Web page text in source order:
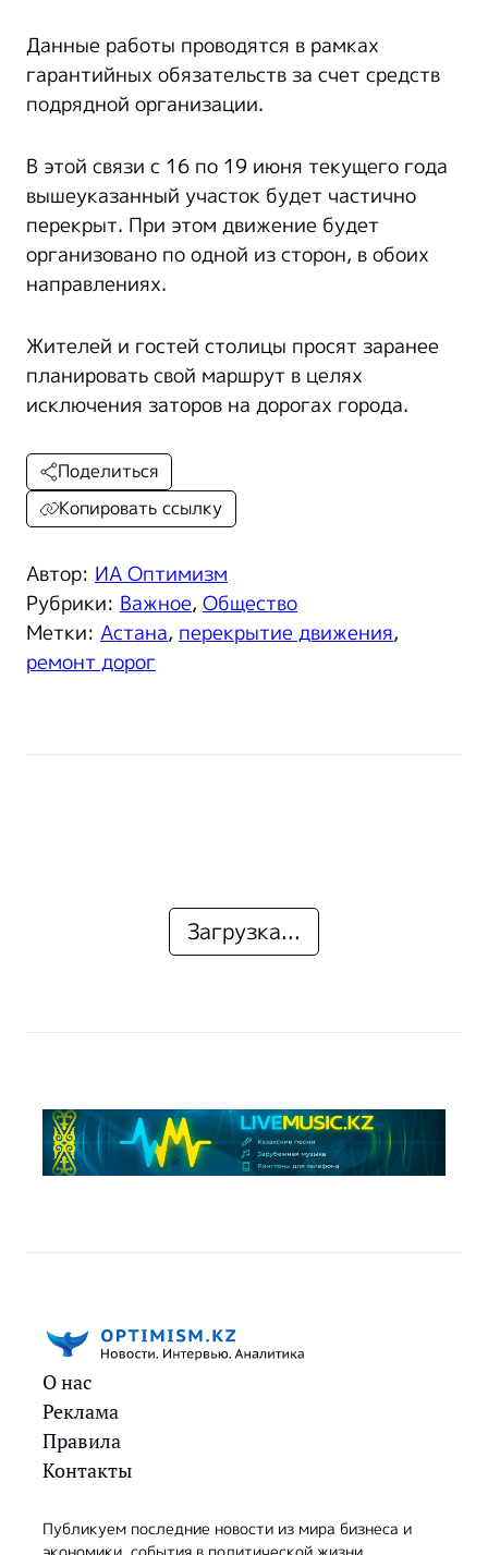
Данные работы проводятся в рамках
гарантийных обязательств за счет средств
подрядной организации.
В этой связи с 16 по 19 июня текущего года
вышеуказанный участок будет частично
перекрыт. При этом движение будет
организовано по одной из сторон, в обоих
направлениях.
Жителей и гостей столицы просят заранее
планировать свой маршрут в целях
исключения заторов на дорогах города.
Автор: ИА Оптимизм
Рубрики: Важное, Общество
Метки: Астана, перекрытие движения,
ремонт дорог
Поделиться
Копировать ссылку
Загрузка...
О нас
Реклама
Правила
Контакты
Публикуем последние новости из мира бизнеса и